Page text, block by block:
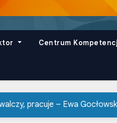
Centrum
Gocłowska.